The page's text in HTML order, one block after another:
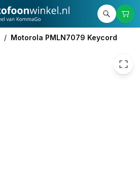
/ Motorola PMLN7079 Keycord